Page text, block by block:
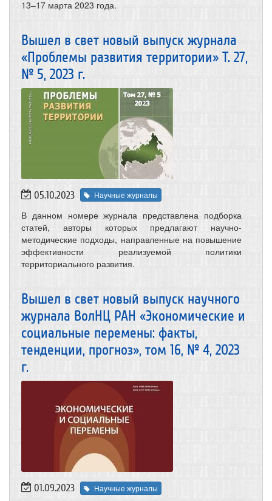
13–17 марта 2023 года.
Вышел в свет новый выпуск журнала
«Проблемы развития территории» Т. 27,
№ 5, 2023 г.
05.10.2023 Научные журналы
В данном номере журнала представлена подборка
статей, авторы которых предлагают научно-
методические подходы, направленные на повышение
эффективности реализуемой политики
территориального развития.
Вышел в свет новый выпуск научного
журнала ВолНЦ РАН «Экономические и
социальные перемены: факты,
тенденции, прогноз», том 16, № 4, 2023
г.
01.09.2023 Научные журналы